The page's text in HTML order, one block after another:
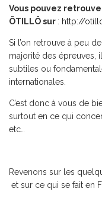
Vous pouvez
ÖTILLÖ sur : http://
Si l’on retrouve à peu
majorité des épreuves,
subtiles ou
internationales.
C’est donc à vous de
surtout en ce qui
etc…
Revenons sur les
et sur ce qui se fait en